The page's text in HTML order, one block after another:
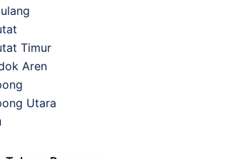
Timur
Aren
Utara